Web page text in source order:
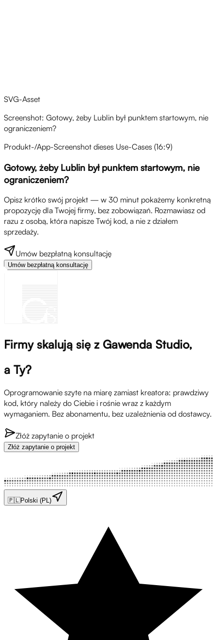
SVG-Asset
Screenshot: Gotowy, żeby Lublin był punktem startowym, nie
ograniczeniem?
Produkt-/App-Screenshot dieses Use-Cases (16:9)
Gotowy, żeby Lublin był punktem startowym, nie
ograniczeniem?
Opisz krótko swój projekt — w 30 minut pokażemy konkretną
propozycję dla Twojej firmy, bez zobowiązań. Rozmawiasz od
razu z osobą, która napisze Twój kod, a nie z działem
sprzedaży.
Umów bezpłatną konsultację
Umów bezpłatną konsultację
Firmy skalują się z Gawenda Studio,
a Ty?
Oprogramowanie szyte na miarę zamiast kreatora: prawdziwy
kod, który należy do Ciebie i rośnie wraz z każdym
wymaganiem. Bez abonamentu, bez uzależnienia od dostawcy.
Złóż zapytanie o projekt
Złóż zapytanie o projekt
🇵🇱Polski (PL)